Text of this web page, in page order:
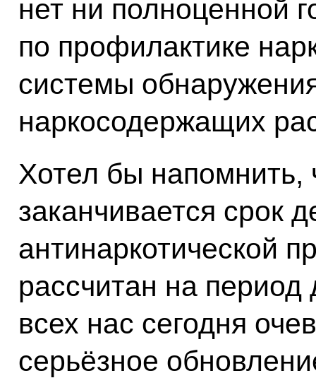
нет ни полноценной
по профилактике
системы
наркосодержащих
Хотел бы напомнить,
заканчивается срок
антинаркотической
рассчитан на
всех нас сегодня
серьёзное